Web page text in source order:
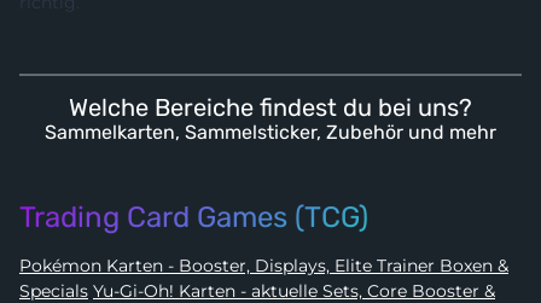
Welche Bereiche findest du bei uns?
Sammelkarten, Sammelsticker, Zubehör und mehr
Trading Card Games (TCG)
Pokémon Karten - Booster, Displays, Elite Trainer Boxen &
Specials Yu-Gi-Oh! Karten - aktuelle Sets, Core Booster &